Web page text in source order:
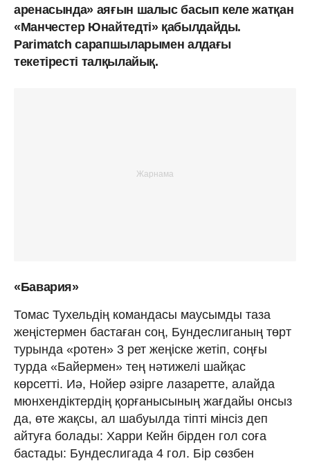
аренасында» аяғын шалыс басып келе жатқан
«Манчестер Юнайтедті» қабылдайды.
Parimatch сарапшыларымен алдағы
текетіресті талқылайық.
«Бавария»
Томас Тухельдің командасы маусымды таза
жеңістермен бастаған соң, Бундеслиганың төрт
турында «ротен» 3 рет жеңіске жетіп, соңғы
турда «Байермен» тең нәтижелі шайқас
көрсетті. Иә, Нойер әзірге лазаретте, алайда
мюнхендіктердің қорғанысының жағдайы онсыз
да, өте жақсы, ал шабуылда тіпті мінсіз деп
айтуға болады: Харри Кейн бірден гол соға
бастады: Бундеслигада 4 гол. Бір сөзбен